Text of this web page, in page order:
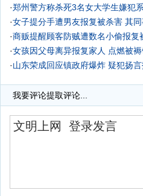
·郑州警方称杀死3名女大学生嫌犯
·女子提分手遭男友报复被杀害 其
·商贩提醒顾客防贼遭数名小偷报复
·女孩因父母离异报复家人 点燃被
·山东荣成回应镇政府爆炸 疑犯扬
我要评论提取评论...